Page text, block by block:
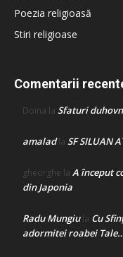
Poezia religioasă
Stiri religioase
Comentarii
Doina la Sfaturi
amaladla SF SILUAN
gheorghe la A început
din Japonia
Radu Mungiula Cu
adormitei roabei